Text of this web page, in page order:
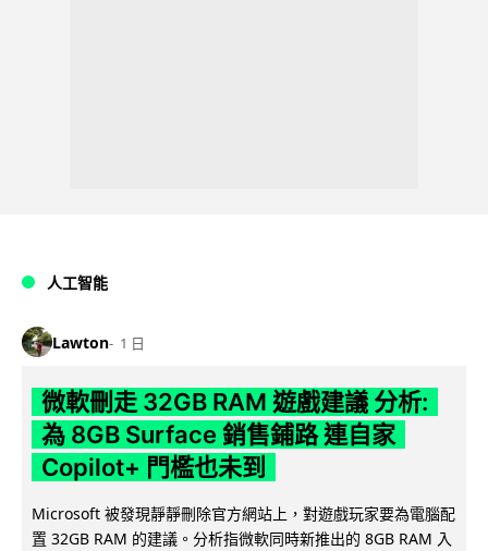
人工智能
Lawton 1 日
微軟刪走 32GB RAM 遊戲建議 分析:
為 8GB Surface 銷售鋪路 連自家
Copilot+ 門檻也未到
Microsoft 被發現靜靜刪除官方網站上，對遊戲玩家要為電腦配
置 32GB RAM 的建議。分析指微軟同時新推出的 8GB RAM 入